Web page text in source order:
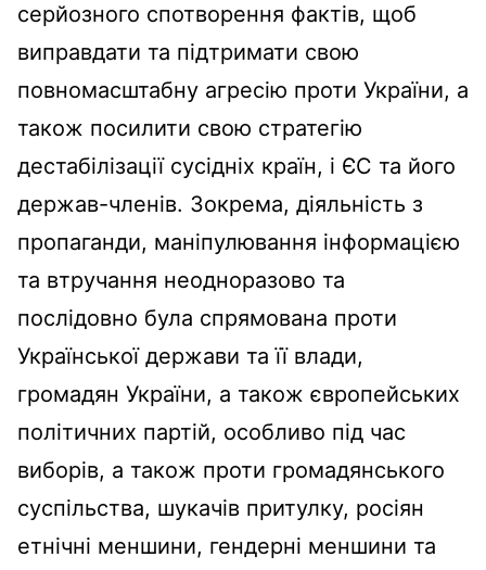
серйозного спотворення фактів, щоб
виправдати та підтримати свою
повномасштабну агресію проти України, а
також посилити свою стратегію
дестабілізації сусідніх країн, і ЄС та його
держав-членів. Зокрема, діяльність з
пропаганди, маніпулювання інформацією
та втручання неодноразово та
послідовно була спрямована проти
Української держави та її влади,
громадян України, а також європейських
політичних партій, особливо під час
виборів, а також проти громадянського
суспільства, шукачів притулку, росіян
етнічні меншини, гендерні меншини та